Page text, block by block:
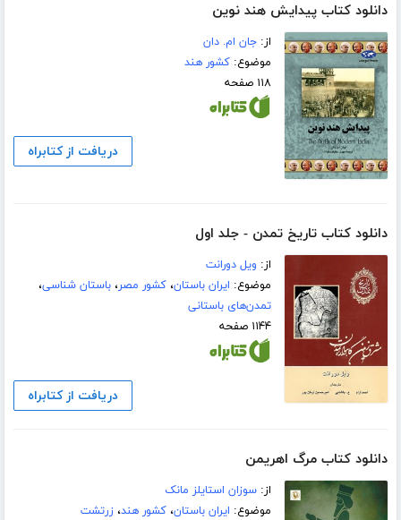
دانلود کتاب پیدایش هند نوین
از:جان ام. دان
موضوع:کشور هند
۱۱۸ صفحه
دریافت از کتابراه
دانلود کتاب تاریخ تمدن - جلد اول
از: ویل دورانت
موضوع: ایران باستان،کشور مصر،باستان شناسی،
تمدن‌های باستانی
۱۱۴۴ صفحه
دریافت از کتابراه
دانلود کتاب مرگ اهریمن
از:سوزان استایلز مانک
موضوع: ایران باستان،کشور هند،زرتشت